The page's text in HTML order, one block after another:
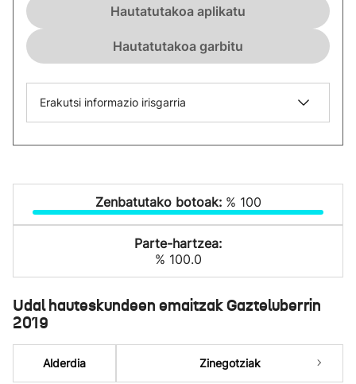
Hautatutakoa aplikatu
Hautatutakoa garbitu
Erakutsi informazio irisgarria
Zenbatutako botoak: % 100
Parte-hartzea:
% 100.0
Udal hauteskundeen emaitzak Gazteluberrin
2019
Alderdia Zinegotziak